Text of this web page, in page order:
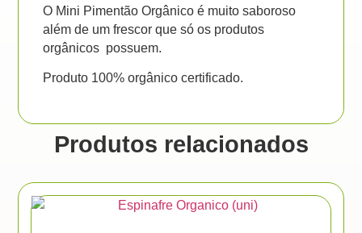
O Mini Pimentão Orgânico é muito saboroso
além de um frescor que só os produtos
orgânicos possuem.
Produto 100% orgânico certificado.
Produtos relacionados